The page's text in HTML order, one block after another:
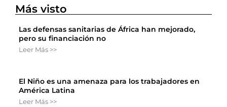
Más visto
Las defensas sanitarias de África han mejorado,
pero su financiación no
Leer Más >>
El Niño es una amenaza para los trabajadores en
América Latina
Leer Más >>